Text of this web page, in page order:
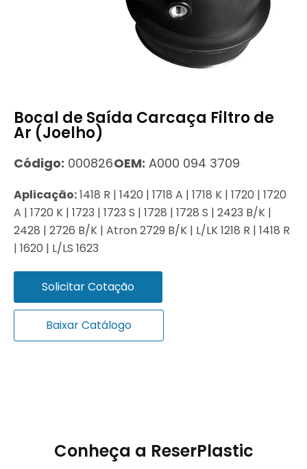
Bocal de Saída Carcaça Filtro de
Ar (Joelho)
Código: 000826OEM: A000 094 3709
Aplicação:1418 R | 1420 | 1718 A | 1718 K | 1720 | 1720
A | 1720 K | 1723 | 1723 S | 1728 | 1728 S | 2423 B/K |
2428 | 2726 B/K | Atron 2729 B/K | L/LK 1218 R | 1418 R
| 1620 | L/LS 1623
Solicitar Cotação
Baixar Catálogo
Conheça a ReserPlastic